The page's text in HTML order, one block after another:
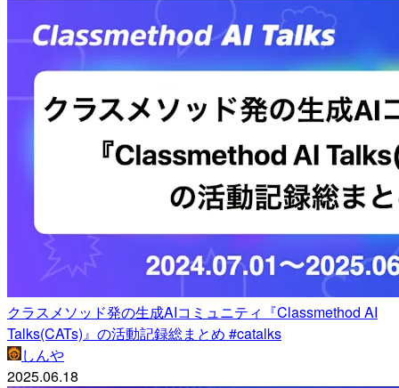
クラスメソッド発の生成AIコミュニティ『Classmethod AI
Talks(CATs)』の活動記録総まとめ #catalks
しんや
2025.06.18